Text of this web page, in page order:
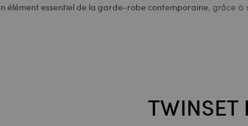
élément essentiel de la garde-robe contemporaine, grâce à
TWINSET